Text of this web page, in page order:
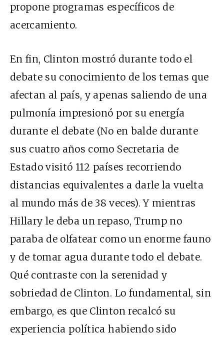
propone programas específicos de
acercamiento.
En fin, Clinton mostró durante todo el
debate su conocimiento de los temas que
afectan al país, y apenas saliendo de una
pulmonía impresionó por su energía
durante el debate (No en balde durante
sus cuatro años como Secretaria de
Estado visitó 112 países recorriendo
distancias equivalentes a darle la vuelta
al mundo más de 38 veces). Y mientras
Hillary le deba un repaso, Trump no
paraba de olfatear como un enorme fauno
y de tomar agua durante todo el debate.
Qué contraste con la serenidad y
sobriedad de Clinton. Lo fundamental, sin
embargo, es que Clinton recalcó su
experiencia política habiendo sido